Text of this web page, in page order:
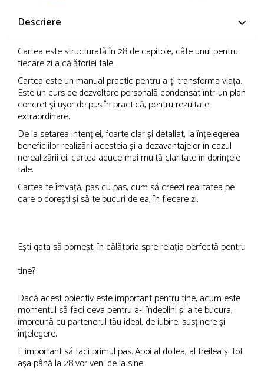
Descriere
Cartea este structurată în 28 de capitole, câte unul pentru
fiecare zi a călătoriei tale.
Cartea este un manual practic pentru a-ți transforma viața.
Este un curs de dezvoltare personală condensat într-un plan
concret și ușor de pus în practică, pentru rezultate
extraordinare.
De la setarea intenției, foarte clar și detaliat, la înțelegerea
beneficiilor realizării acesteia și a dezavantajelor în cazul
nerealizării ei, cartea aduce mai multă claritate în dorințele
tale.
Cartea te îmvață, pas cu pas, cum să creezi realitatea pe
care o dorești și să te bucuri de ea, în fiecare zi.
Ești gata să pornești în călătoria spre relația perfectă pentru
tine?
Dacă acest obiectiv este important pentru tine, acum este
momentul să faci ceva pentru a-l îndeplini și a te bucura,
împreună cu partenerul tău ideal, de iubire, susținere și
înțelegere.
E important să faci primul pas. Apoi al doilea, al treilea și tot
așa până la 28 vor veni de la sine.